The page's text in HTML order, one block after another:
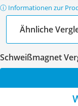
ⓘ Informationen zur
Ähnliche
Schweißmagnet